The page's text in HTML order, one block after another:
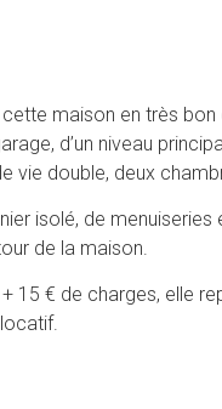
cette maison en très
d’un niveau
vie double, deux
isolé, de
de la maison.
15 € de charges, elle